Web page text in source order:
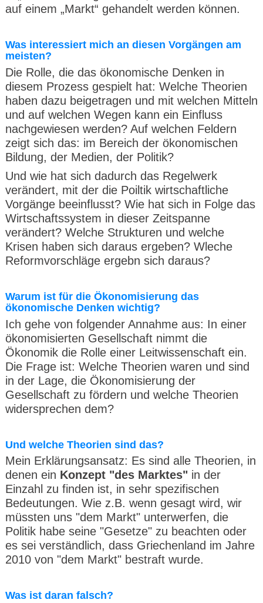
auf einem „Markt“ gehandelt werden können.
Was interessiert mich an diesen Vorgängen am
meisten?
Die Rolle, die das ökonomische Denken in
diesem Prozess gespielt hat: Welche Theorien
haben dazu beigetragen und mit welchen Mitteln
und auf welchen Wegen kann ein Einfluss
nachgewiesen werden? Auf welchen Feldern
zeigt sich das: im Bereich der ökonomischen
Bildung, der Medien, der Politik?
Und wie hat sich dadurch das Regelwerk
verändert, mit der die Poiltik wirtschaftliche
Vorgänge beeinflusst? Wie hat sich in Folge das
Wirtschaftssystem in dieser Zeitspanne
verändert? Welche Strukturen und welche
Krisen haben sich daraus ergeben? Wleche
Reformvorschläge ergebn sich daraus?
Warum ist für die Ökonomisierung das
ökonomische Denken wichtig?
Ich gehe von folgender Annahme aus: In einer
ökonomisierten Gesellschaft nimmt die
Ökonomik die Rolle einer Leitwissenschaft ein.
Die Frage ist: Welche Theorien waren und sind
in der Lage, die Ökonomisierung der
Gesellschaft zu fördern und welche Theorien
widersprechen dem?
Und welche Theorien sind das?
Mein Erklärungsansatz: Es sind alle Theorien, in
denen ein Konzept "des Marktes" in der
Einzahl zu finden ist, in sehr spezifischen
Bedeutungen. Wie z.B. wenn gesagt wird, wir
müssten uns "dem Markt" unterwerfen, die
Politik habe seine "Gesetze" zu beachten oder
es sei verständlich, dass Griechenland im Jahre
2010 von "dem Markt" bestraft wurde.
Was ist daran falsch?